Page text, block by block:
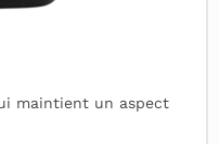
maintient un aspect